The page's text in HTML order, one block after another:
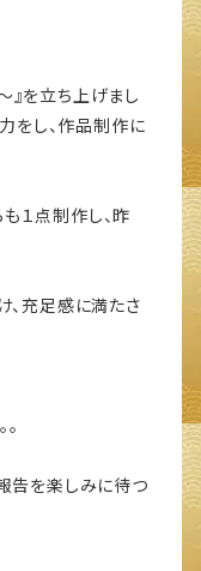
』を立ち上げまし
をし、作品制作に
１点制作し、昨
、充足感に満たさ
告を楽しみに待つ